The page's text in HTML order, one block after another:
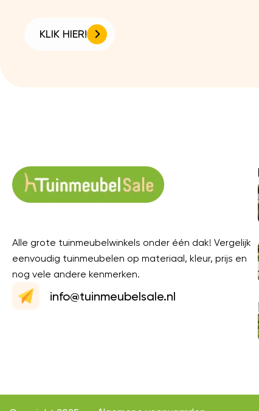
KLIK HIER!
Alle grote tuinmeubelwinkels onder één dak! Vergelijk
eenvoudig tuinmeubelen op materiaal, kleur, prijs en
nog vele andere kenmerken.
info@tuinmeubelsale.nl